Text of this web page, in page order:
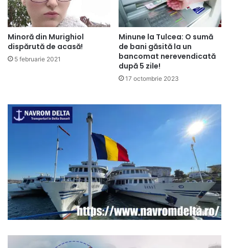
Minoră din Murighiol
dispărută de acasă!
5 februarie 2021
Minune la Tulcea: O sumă
de bani găsită la un
bancomat nerevendicată
după 5 zile!
17 octombrie 2023